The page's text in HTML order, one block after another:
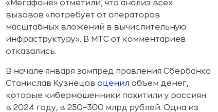
«Мегафоне» отметили, что анализ всех
вызовов «потребует от операторов
масштабных вложений в вычислительную
инфраструктуру». В МТС от комментариев
отказались.
В начале января зампред правления Сбербанка
Станислав Кузнецов оценил объем денег,
которые кибермошенники похитили у россиян
в 2024 году, в 250–300 млрд рублей. Одна из